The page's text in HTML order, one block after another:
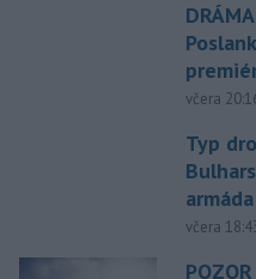
včera
Typ
armáda
včera